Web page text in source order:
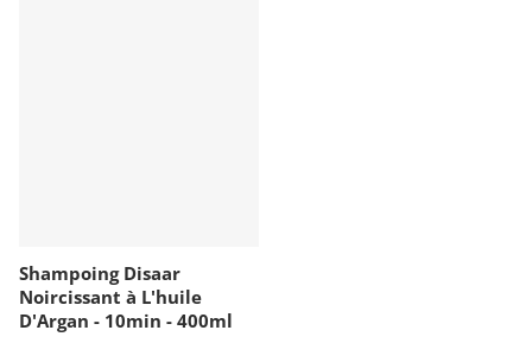
Shampoing Disaar
Noircissant à L'huile
D'Argan - 10min - 400ml